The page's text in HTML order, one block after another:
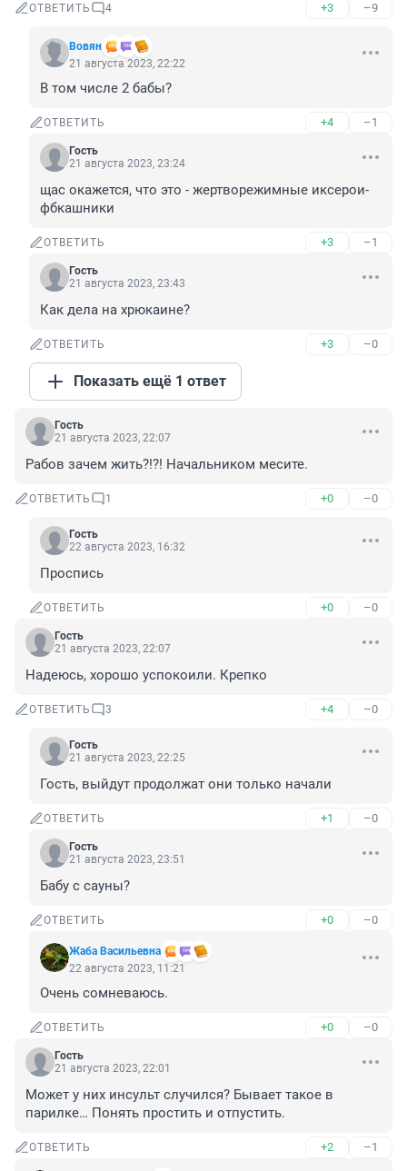
ОТВЕТИТЬ 4 +3 –9
Вовян
21 августа 2023, 22:22
В том числе 2 бабы?
ОТВЕТИТЬ +4 –1
Гость
21 августа 2023, 23:24
щас окажется, что это - жертворежимные иксерои-
фбкашники
ОТВЕТИТЬ +3 –1
Гость
21 августа 2023, 23:43
Как дела на хрюкаине?
ОТВЕТИТЬ +3 –0
Показать ещё 1 ответ
Гость
21 августа 2023, 22:07
Рабов зачем жить?!?! Начальником месите.
ОТВЕТИТЬ 1 +0 –0
Гость
22 августа 2023, 16:32
Проспись
ОТВЕТИТЬ +0 –0
Гость
21 августа 2023, 22:07
Надеюсь, хорошо успокоили. Крепко
ОТВЕТИТЬ 3 +4 –0
Гость
21 августа 2023, 22:25
Гость, выйдут продолжат они только начали
ОТВЕТИТЬ +1 –0
Гость
21 августа 2023, 23:51
Бабу с сауны?
ОТВЕТИТЬ +0 –0
Жаба Васильевна
22 августа 2023, 11:21
Очень сомневаюсь.
ОТВЕТИТЬ +0 –0
Гость
21 августа 2023, 22:01
Может у них инсульт случился? Бывает такое в
парилке… Понять простить и отпустить.
ОТВЕТИТЬ +2 –1